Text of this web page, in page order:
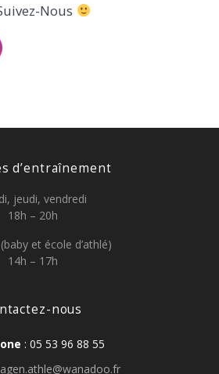
Nous
d’entraînement
jeudi, vendredi
18h – 20h
et école d’athlé)
14h – 17h
nous
: 05 53 96 88 55